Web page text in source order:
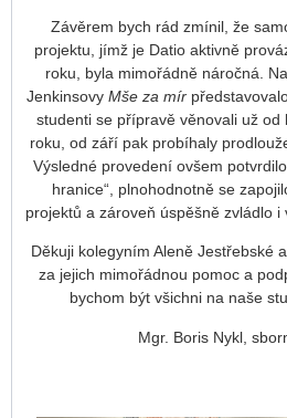
Závěrem bych rád zmínil, že
projektu, jímž je Datio aktivně
roku, byla mimořádně náročná.
Jenkinsovy Mše za mír
studenti se přípravě věnovali už
roku, od září pak probíhaly
Výsledné provedení ovšem
hranice“, plnohodnotně se
projektů a zároveň úspěšně zvládlo i
Děkuji kolegyním Aleně Jestřebské
za jejich mimořádnou pomoc a
bychom být všichni na naše
Mgr. Boris Nykl,